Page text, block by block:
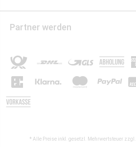
Partner werden
* Alle Preise inkl. gesetzl. Mehrwertsteuer zzgl.